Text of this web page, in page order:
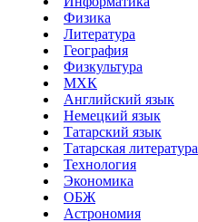
Физика
Литература
География
Физкультура
МХК
Английский язык
Немецкий язык
Татарский язык
Татарская литература
Технология
Экономика
ОБЖ
Астрономия